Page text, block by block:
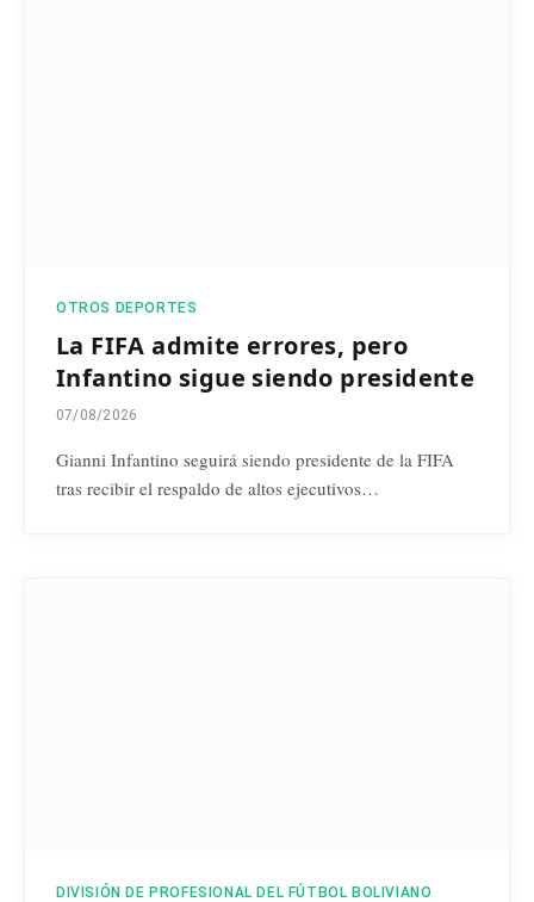
OTROS DEPORTES
La FIFA admite errores, pero
Infantino sigue siendo presidente
07/08/2026
Gianni Infantino seguirá siendo presidente de la FIFA
tras recibir el respaldo de altos ejecutivos…
DIVISIÓN DE PROFESIONAL DEL FÚTBOL BOLIVIANO